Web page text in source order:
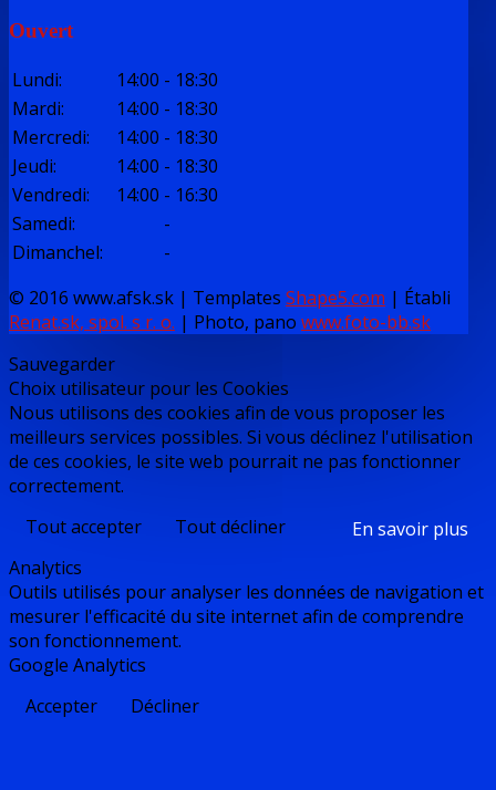
Ouvert
Lundi: 14:00 - 18:30
Mardi: 14:00 - 18:30
Mercredi: 14:00 - 18:30
Jeudi: 14:00 - 18:30
Vendredi: 14:00 - 16:30
Samedi:
-
Dimanchel:
-
© 2016 www.afsk.sk | Templates Shape5.com | Établi
Renat.sk, spol. s r. o. | Photo, pano www.foto-bb.sk
Sauvegarder
Choix utilisateur pour les Cookies
Nous utilisons des cookies afin de vous proposer les
meilleurs services possibles. Si vous déclinez l'utilisation
de ces cookies, le site web pourrait ne pas fonctionner
correctement.
Tout accepter
Tout décliner
En savoir plus
Analytics
Outils utilisés pour analyser les données de navigation et
mesurer l'efficacité du site internet afin de comprendre
son fonctionnement.
Google Analytics
Accepter
Décliner